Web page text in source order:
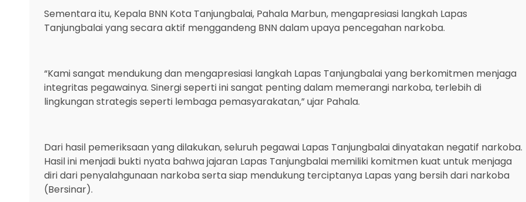
‎Sementara itu, Kepala BNN Kota Tanjungbalai, Pahala Marbun, mengapresiasi langkah Lapas
Tanjungbalai yang secara aktif menggandeng BNN dalam upaya pencegahan narkoba.
‎“Kami sangat mendukung dan mengapresiasi langkah Lapas Tanjungbalai yang berkomitmen menjaga
integritas pegawainya. Sinergi seperti ini sangat penting dalam memerangi narkoba, terlebih di
lingkungan strategis seperti lembaga pemasyarakatan,” ujar Pahala.
‎Dari hasil pemeriksaan yang dilakukan, seluruh pegawai Lapas Tanjungbalai dinyatakan negatif narkoba.
Hasil ini menjadi bukti nyata bahwa jajaran Lapas Tanjungbalai memiliki komitmen kuat untuk menjaga
diri dari penyalahgunaan narkoba serta siap mendukung terciptanya Lapas yang bersih dari narkoba
(Bersinar).